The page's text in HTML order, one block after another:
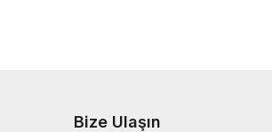
Bize Ulaşın